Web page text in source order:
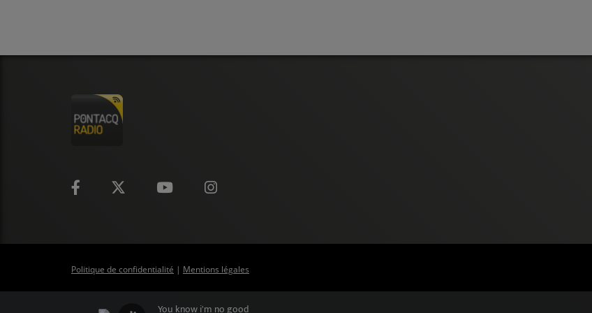
You know i'm no good
Politique de confidentialité | Mentions légales